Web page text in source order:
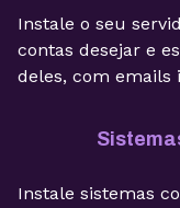
Instale o seu
contas desejar e
deles, com emails
Instale sistemas